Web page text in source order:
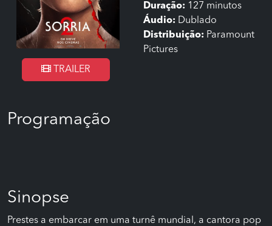
TRAILER
Duração: 127 minutos
Áudio: Dublado
Distribuição: Paramount
Pictures
Programação
Sinopse
Prestes a embarcar em uma turnê mundial, a cantora pop